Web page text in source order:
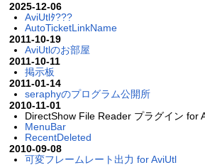
2025-12-06
AviUtlﾀ???
AutoTicketLinkName
2011-10-19
AviUtlのお部屋
2011-10-11
掲示板
2011-01-14
seraphyのプログラム公開所
2010-11-01
DirectShow File Reader プラグイン for
MenuBar
RecentDeleted
2010-09-08
可変フレームレート出力 for AviUtl